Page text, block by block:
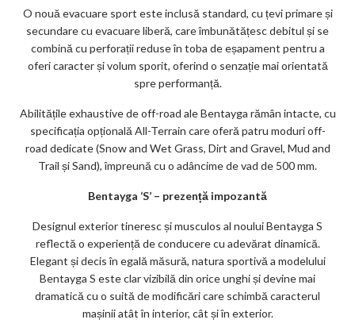
O nouă evacuare sport este inclusă standard, cu țevi primare și
secundare cu evacuare liberă, care îmbunătățesc debitul și se
combină cu perforații reduse în toba de eșapament pentru a
oferi caracter și volum sporit, oferind o senzație mai orientată
spre performanță.
Abilitățile exhaustive de off-road ale Bentayga rămân intacte, cu
specificația opțională All-Terrain care oferă patru moduri off-
road dedicate (Snow and Wet Grass, Dirt and Gravel, Mud and
Trail și Sand), împreună cu o adâncime de vad de 500 mm.
Bentayga ‘S’ – prezență impozantă
Designul exterior tineresc și musculos al noului Bentayga S
reflectă o experiență de conducere cu adevărat dinamică.
Elegant și decis în egală măsură, natura sportivă a modelului
Bentayga S este clar vizibilă din orice unghi și devine mai
dramatică cu o suită de modificări care schimbă caracterul
mașinii atât în ​​interior, cât și în exterior.